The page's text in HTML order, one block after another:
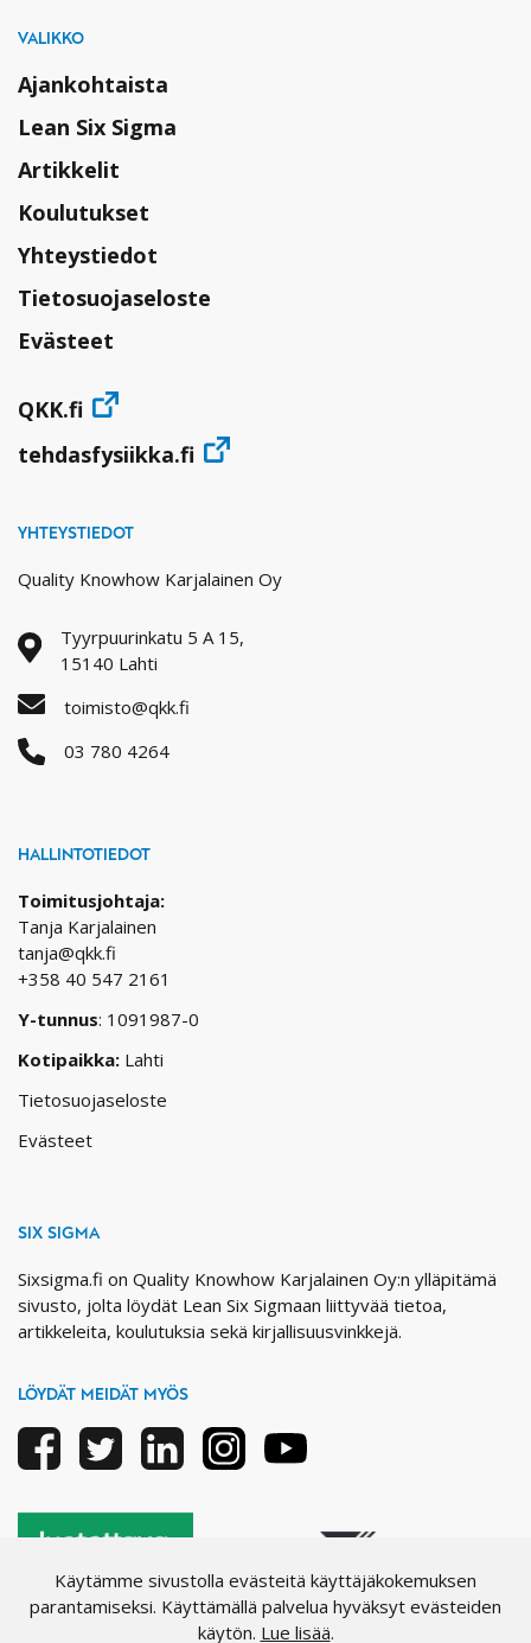
VALIKKO
Ajankohtaista
Lean Six Sigma
Artikkelit
Koulutukset
Yhteystiedot
Tietosuojaseloste
Evästeet
QKK.fi
tehdasfysiikka.fi
YHTEYSTIEDOT
Quality Knowhow Karjalainen Oy
Tyyrpuurinkatu 5 A 15,
15140 Lahti
toimisto@qkk.fi
03 780 4264
HALLINTOTIEDOT
Toimitusjohtaja:
Tanja Karjalainen
tanja@qkk.fi
+358 40 547 2161
Y-tunnus: 1091987-0
Kotipaikka: Lahti
Tietosuojaseloste
Evästeet
SIX SIGMA
Sixsigma.fi on Quality Knowhow Karjalainen Oy:n ylläpitämä
sivusto, jolta löydät Lean Six Sigmaan liittyvää tietoa,
artikkeleita, koulutuksia sekä kirjallisuusvinkkejä.
LÖYDÄT MEIDÄT MYÖS
FacebookTwitter LinkedinInstagramYoutube
Käytämme sivustolla evästeitä käyttäjäkokemuksen
parantamiseksi. Käyttämällä palvelua hyväksyt evästeiden
käytön. Lue lisää.